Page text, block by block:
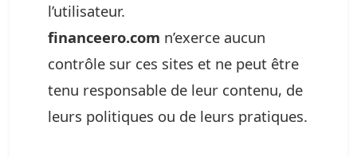
l’utilisateur.
financeero.com n’exerce aucun
contrôle sur ces sites et ne peut être
tenu responsable de leur contenu, de
leurs politiques ou de leurs pratiques.